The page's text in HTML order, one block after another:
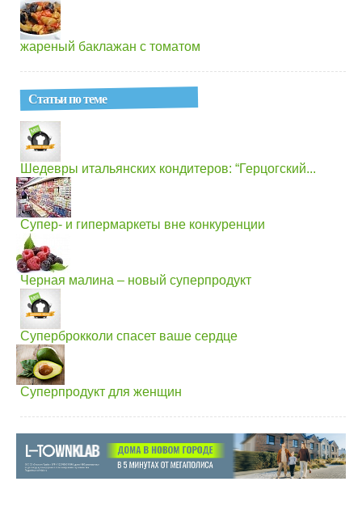
жареный баклажан с томатом
Статьи по теме
Шедевры итальянских кондитеров: “Герцогский...
Супер- и гипермаркеты вне конкуренции
Черная малина – новый суперпродукт
Суперброкколи спасет ваше сердце
Суперпродукт для женщин